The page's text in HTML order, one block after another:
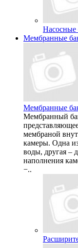
Насосные
Мембранные
Мембранные
Мембранный
мембраной
камеры. Одна
воды, другая –
наполнения
−..